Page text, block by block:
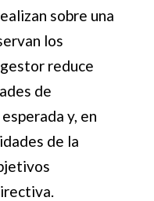
sobre una
los
reduce
de
y, en
de la